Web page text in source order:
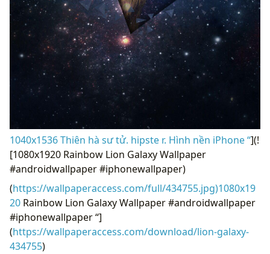
1040x1536 Thiên hà sư tử. hipste r. Hình nền iPhone “](!
[1080x1920 Rainbow Lion Galaxy Wallpaper
#androidwallpaper #iphonewallpaper)
(https://wallpaperaccess.com/full/434755.jpg)1080x19
20 Rainbow Lion Galaxy Wallpaper #androidwallpaper
#iphonewallpaper “]
(https://wallpaperaccess.com/download/lion-galaxy-
434755)